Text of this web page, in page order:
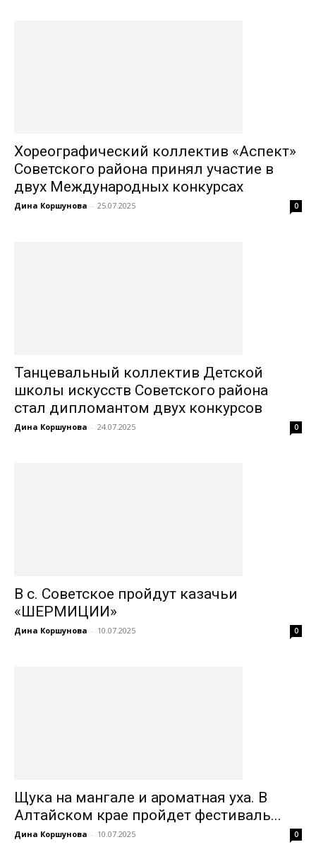
Хореографический коллектив «Аспект»
Советского района принял участие в
двух Международных конкурсах
Дина Коршунова - 25.07.2025 0
Танцевальный коллектив Детской
школы искусств Советского района
стал дипломантом двух конкурсов
Дина Коршунова - 24.07.2025 0
В с. Советское пройдут казачьи
«ШЕРМИЦИИ»
Дина Коршунова - 10.07.2025 0
Щука на мангале и ароматная уха. В
Алтайском крае пройдет фестиваль...
Дина Коршунова - 10.07.2025 0